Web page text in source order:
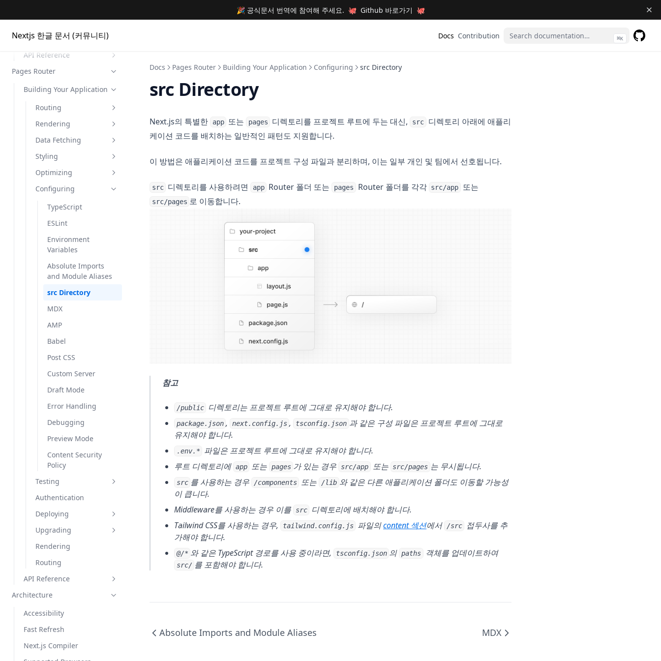
🎉 공식문서 번역에 참여해 주세요. 🐙 Github 바로가기 🐙
Nextjs 한글 문서 (커뮤니티) Docs Contribution ⌘K
App Router
Building Your Application
Routing
Defining Routes
Pages and Layouts
Layouts and
Navigating
Error Handling
Loading UI and
Streaming
Redirecting
Route Groups
Colocation
Dynamic Routes
Parallel Routes
Data Fetching
Data Fetching
Caching and
Mutations
Rendering
Partial Prerendering
Server Components
Client Components
Composition Patterns
Edge and Node.js
Caching
Styling
Stylesheets
Tailwind CSS
Sass
CSS-in-JS
Optimizing
Images
Videos
Fonts
Metadata
Scripts
Package Bundling
Lazy Loading
Analytics
Configuring
TypeScript
ESLint
Environment
and Module Aliases
src Directory
Draft Mode
Content Security
Testing
Vitest
Jest
Playwright
Cypress
Authentication
Deploying
Production Checklist
Static Exports
Multi Zones
Upgrading
Codemods
Version 15
Version 14
Migration
From Create React
App
From Vite
From Create React
API Reference
Components
Font
Image
Link
Script
File Conventions
Default
Error
Instrumentation
Layout
Loading
MDX Components
Middleware
Not Found
Page
Route Segment
Config
Route
Template
Metadata Files
App Icons
Manifest
OpenGraph
Image
Robots
Sitemap
Functions
Cookies
Draft Mode
Fetch
Generate Image
Params
Headers
Image Response
Next Request
Next Response
Not Found
Permanent Redirect
Redirect
Revalidate Path
Revalidate Tag
unstable_after
unstable_cache
unstable_noStore
unstable_rethrow
useParams
usePathname
useReportWebVitals
useRouter
useSearchParams
useSelectedLayoutSe
gment
useSelectedLayoutSe
User Agent
Refresh
next.config.js Options
appDir
assetPrefix
basePath
compress
crossOrigin
cssChunking
devIndicators
distDir
env
ndlerPath
instrumentationHook
logging
mdxRs
orts
output
pageExtensions
poweredByHeader
ppr
productionBrowserS
ourceMaps
reactCompiler
reactStrictMode
redirects
rewrites
create-next-app
Edge Runtime
Next.js CLI
Pages Router
Building Your Application
Routing
Pages and Layouts
Dynamic Routes
Linking and
Navigating
Redirecting
Custom Error
Internationalization
Middleware
Rendering
Server-Side
Rendering
Static Site
Generation
Automatic Static
Optimization
Client-Side
Edge and Node.js
Data Fetching
Get Static Props
Get Static Paths
Forms and Mutations
Get Server-Side
Regeneration
Styling
CSS Modules
Tailwind CSS
CSS in JS
Sass
Optimizing
Images
Fonts
Scripts
Static Assets
Package Bundling
Analytics
Lazy Loading
Instrumentation
Open Telemetry
Third-Party Libraries
Configuring
TypeScript
ESLint
Environment
Variables
Absolute Imports
and Module Aliases
src Directory
MDX
AMP
Babel
Post CSS
Custom Server
Draft Mode
Error Handling
Debugging
Preview Mode
Content Security
Policy
Testing
Vitest
Jest
Playwright
Cypress
Authentication
Deploying
Production Checklist
Static Exports
Multi Zones
CI Build Caching
Upgrading
Codemods
App Router
Migration
App
Version 14
Version 13
Rendering
Routing
API Reference
Components
Font
Head
Image (Legacy)
Functions
getInitialProps
getServerSideProps
next.config.js Options
assetPrefix
create-next-app
Architecture
Accessibility
Fast Refresh
Next.js Compiler
Docs Pages Router Building Your Application Configuring src Directory
src Directory
Next.js의 특별한 app 또는 pages 디렉토리를 프로젝트 루트에 두는 대신, src
디렉토리 아래에 애플리
케이션 코드를 배치하는 일반적인 패턴도 지원합니다.
이 방법은 애플리케이션 코드를 프로젝트 구성 파일과 분리하며, 이는 일부 개인 및 팀에서 선호됩니다.
src 디렉토리를 사용하려면 app Router 폴더 또는 pages Router 폴더를 각각 src/app 또는
src/pages 로 이동합니다.
참고
/public 디렉토리는 프로젝트 루트에 그대로 유지해야 합니다.
package.json , next.config.js , tsconfig.json 과 같은 구성 파일은 프로젝트 루트에 그대로
유지해야 합니다.
.env.*
파일은 프로젝트 루트에 그대로 유지해야 합니다.
루트 디렉토리에 app 또는 pages 가 있는 경우 src/app 또는 src/pages 는 무시됩니다.
src 를 사용하는 경우 /components 또는 /lib 와 같은 다른 애플리케이션 폴더도 이동할 가능성
이 큽니다.
Middleware를 사용하는 경우 이를
src
디렉토리에 배치해야 합니다.
Tailwind CSS를 사용하는 경우,
tailwind.config.js 파일의content 섹션(opens in a new tab)
에서 /src
접두사를 추
가해야 합니다.
@/* 와 같은 TypeScript 경로를 사용 중이라면, tsconfig.json 의 paths 객체를 업데이트하여
src/ 를 포함해야 합니다.
Absolute Imports and Module Aliases MDX